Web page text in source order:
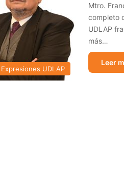
Expresiones UDLAP
Mtro.
completo
UDLAP
más…
Leer